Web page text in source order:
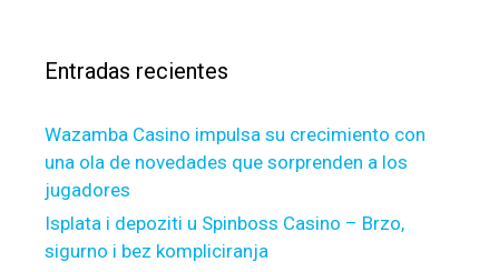
S
o
o
l
i
n
:Entradas recientes
Wazamba Casino impulsa su crecimiento con
una ola de novedades que sorprenden a los
jugadores
Isplata i depoziti u Spinboss Casino – Brzo,
sigurno i bez kompliciranja